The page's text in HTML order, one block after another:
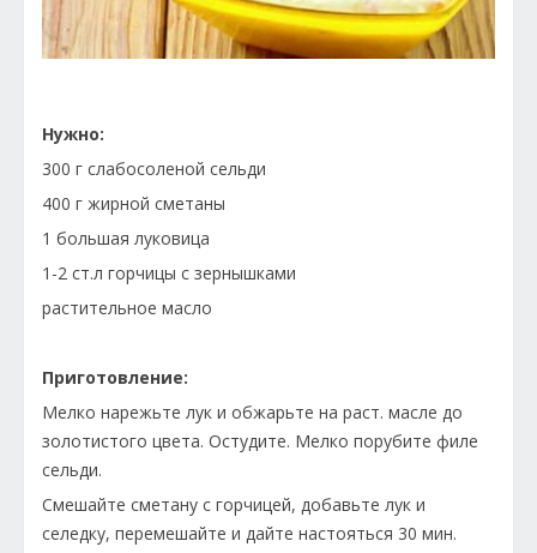
Нужно:
300 г слабосоленой сельди
400 г жирной сметаны
1 большая луковица
1-2 ст.л горчицы с зернышками
растительное масло
Приготовление:
Мелко нарежьте лук и обжарьте на раст. масле до
золотистого цвета. Остудите. Мелко порубите филе
сельди.
Смешайте сметану с горчицей, добавьте лук и
селедку, перемешайте и дайте настояться 30 мин.